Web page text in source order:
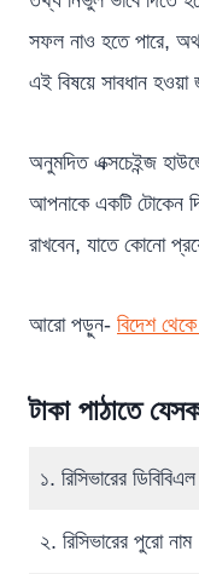
সফল নাও হতে পারে,
এই বিষয়ে সাবধান হওয়া
অনুমদিত এক্সচেইন্জ
আপনাকে একটি টোকেন
রাখবেন, যাতে কোনো
আরো পড়ুন- বিদেশ
টাকা পাঠাতে
১. রিসিভারের
২. রিসিভারের পুরো নাম